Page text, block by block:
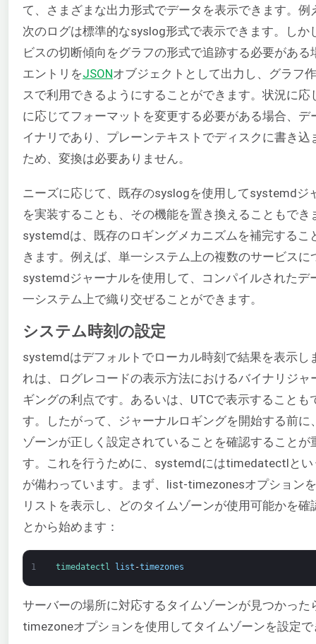
て、さまざまな出力形式でデータを表示できます。例
次のログは標準的なsyslog形式で表示できます。しか
ビスの切断傾向をグラフの形式で追跡する必要がある
エントリをJSONオブジェクトとして出力し、グラフ
スで利用できるようにすることができます。状況に応
に応じてフォーマットを変更する必要がある場合、デ
イナリであり、プレーンテキストでディスクに書き込
ため、変換は必要ありません。
ニーズに応じて、既存のsyslogを使用してsystemdジ
を実装することも、その機能を置き換えることもでき
systemdは、既存のロギングメカニズムを補完するこ
きます。例えば、単一システム上の複数のサービスに
systemdジャーナルを使用して、コンパイルされたデ
一システム上で織り交ぜることができます。
システム時刻の設定
systemdはデフォルトでローカル時刻で結果を表示し
れは、ログレコードの表示方法におけるバイナリジャ
ギングの利点です。あるいは、UTCで表示することも
す。したがって、ジャーナルロギングを開始する前に
ゾーンが正しく設定されていることを確認することが
す。これを行うために、systemdにはtimedatectlとい
が備わっています。まず、list-timezonesオプション
リストを表示し、どのタイムゾーンが使用可能かを確
とから始めます：
1 timedatectl list -timezones
サーバーの場所に対応するタイムゾーンが見つかった
timezoneオプションを使用してタイムゾーンを設定